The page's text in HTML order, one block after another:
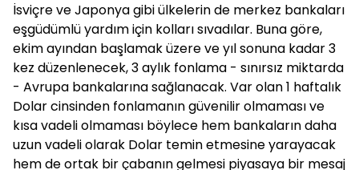
İsviçre ve Japonya gibi ülkelerin de merkez bankaları
eşgüdümlü yardım için kolları sıvadılar. Buna göre,
ekim ayından başlamak üzere ve yıl sonuna kadar 3
kez düzenlenecek, 3 aylık fonlama - sınırsız miktarda
- Avrupa bankalarına sağlanacak. Var olan 1 haftalık
Dolar cinsinden fonlamanın güvenilir olmaması ve
kısa vadeli olmaması böylece hem bankaların daha
uzun vadeli olarak Dolar temin etmesine yarayacak
hem de ortak bir çabanın gelmesi piyasaya bir mesaj